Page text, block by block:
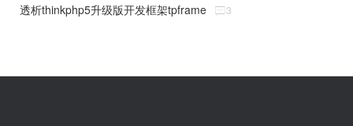
透析thinkphp5升级版开发框架tpframe 3